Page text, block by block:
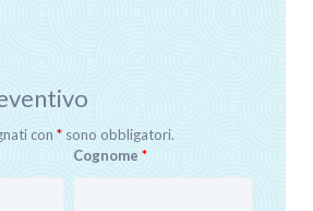
con * sono obbligatori.
Cognome*